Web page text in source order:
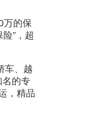
万的保
”，超
车、越
名的专
，精品